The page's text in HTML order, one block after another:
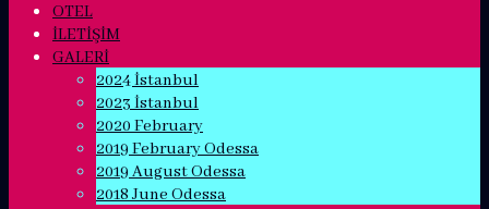
OTEL
İLETİŞİM
GALERİ
2024 İstanbul
2023 İstanbul
2020 February
2019 February Odessa
2019 August Odessa
2018 June Odessa